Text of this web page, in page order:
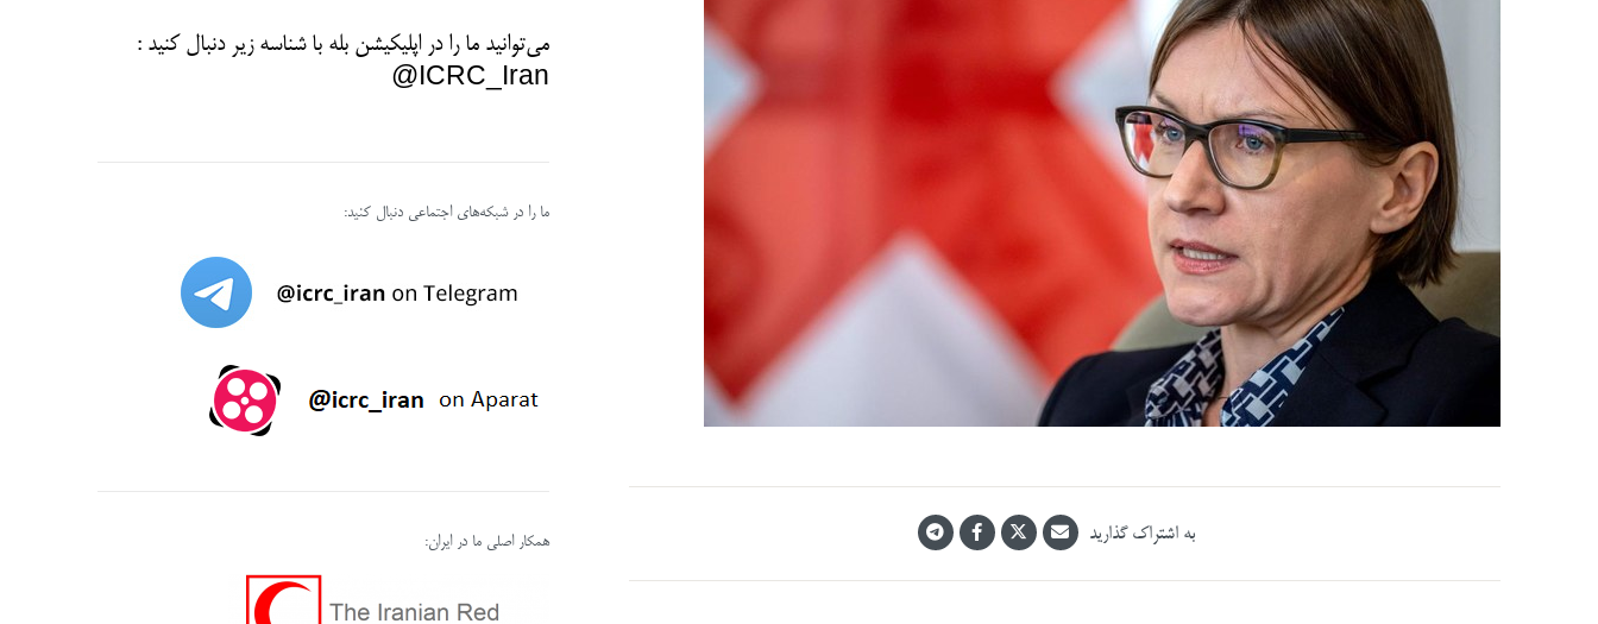
به اشتراک گذارید
می‌توانید ما را در اپلیکیشن بله با شناسه زیردنبال کنید :
ICRC_Iran@
ما را در شبکه‌های اجتماعی دنبال کنید:
همکار اصلی ما در ایران: